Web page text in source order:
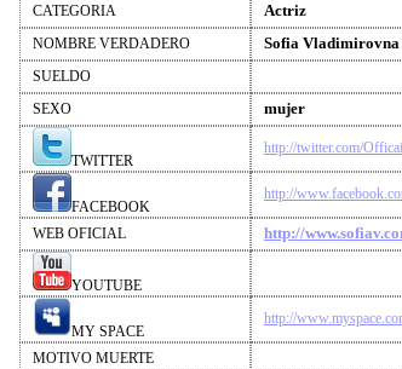
CATEGORIA Actriz
NOMBRE VERDADERO Sofia Vladimirovna
SUELDO
SEXO
mujer
TWITTER
http://twitter.com/
FACEBOOK
http://
WEB OFICIAL http://
YOUTUBE
MY SPACE
http://
MOTIVO MUERTE